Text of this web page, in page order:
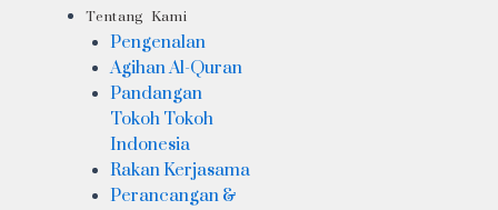
Tentang Kami
Pengenalan
Agihan Al-Quran
Pandangan
Tokoh Tokoh
Indonesia
Rakan Kerjasama
Perancangan &